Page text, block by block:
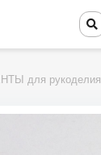
для рукоделия